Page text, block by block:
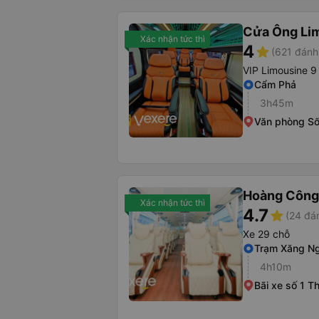
Xác nhận tức thì Cửa Ông
4star (621
VIP Limousine
Cẩm Phả
3h45m
Văn phòng
Xác nhận tức thì Hoàng Công
4.7star (24
Xe 29 chỗ
Trạm Xăng
4h10m
Bãi xe số 1